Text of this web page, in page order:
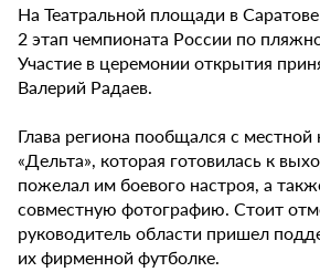
На Театральной площади в
2 этап чемпионата России по
Участие в церемонии открытия
Валерий Радаев.
Глава региона пообщался с
«Дельта», которая готовилась к
пожелал им боевого настроя, а
совместную фотографию. Стоит
руководитель области пришел
их фирменной футболке.